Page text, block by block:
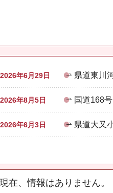
2026年6月29日 県道東川
2026年8月5日 国道168
2026年6月3日 県道大又
現在、情報はありません。